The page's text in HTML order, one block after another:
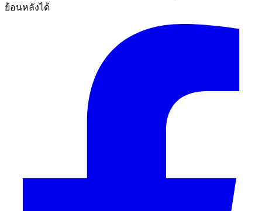
ย้อนหลังได้